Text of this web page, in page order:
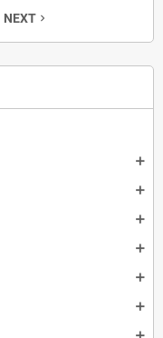
NEXTnavigate_next